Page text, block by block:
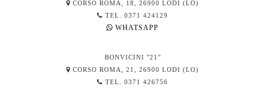
CORSO ROMA, 18, 26900 LODI (LO)
TEL. 0371 424129
WHATSAPP
BONVICINI "21"
CORSO ROMA, 21, 26900 LODI (LO)
TEL. 0371 426756